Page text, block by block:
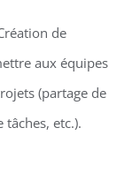
de
aux équipes
(partage de
etc.).